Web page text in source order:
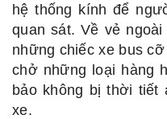
hệ thống kính để
quan sát. Về vẻ
những chiếc xe bus
chở những loại hàng
bảo không bị thời tiết
xe.